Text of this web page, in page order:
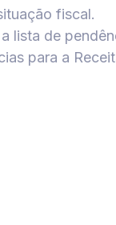
fiscal.
lista de
para a